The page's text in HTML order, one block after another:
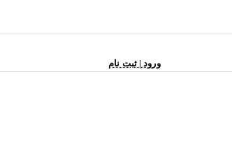
ورود | ثبت نام